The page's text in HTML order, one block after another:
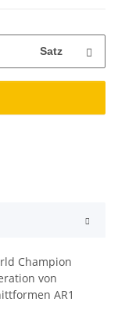
Satz
Champion
von
AR1